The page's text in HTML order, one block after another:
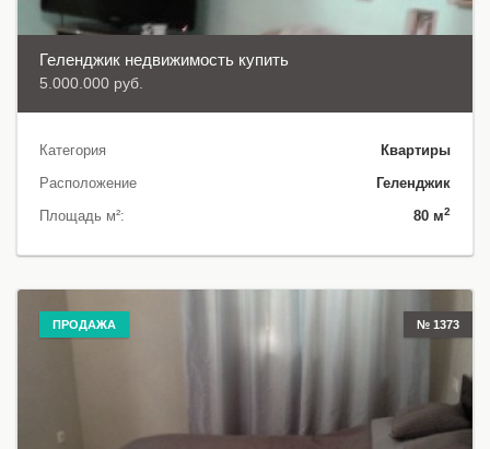
Геленджик недвижимость купить
5.000.000 руб.
Категория
Квартиры
Расположение
Геленджик
Площадь м²:
80 м2
ПРОДАЖА № 1373